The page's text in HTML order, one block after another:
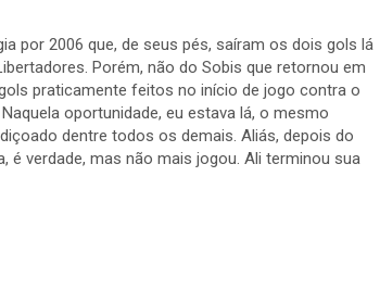
por 2006 que, de seus pés, saíram os dois gols lá
Porém, não do Sobis que retornou em
praticamente feitos no início de jogo contra o
oportunidade, eu estava lá, o mesmo
dentre todos os demais. Aliás, depois do
é verdade, mas não mais jogou. Ali terminou sua